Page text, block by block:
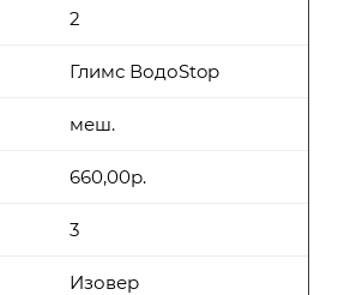
2
Глимс ВодоStop
меш.
660,00р.
3
Изовер